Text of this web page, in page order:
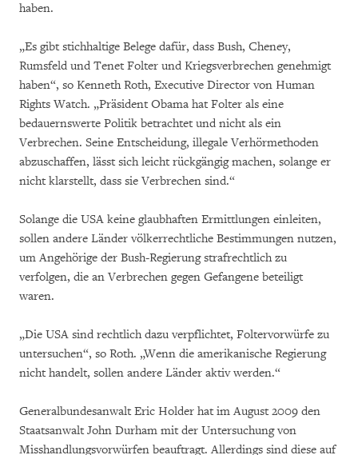
haben.
„Es gibt stichhaltige Belege dafür, dass Bush, Cheney,
Rumsfeld und Tenet Folter und Kriegsverbrechen genehmigt
haben“, so Kenneth Roth, Executive Director von Human
Rights Watch. „Präsident Obama hat Folter als eine
bedauernswerte Politik betrachtet und nicht als ein
Verbrechen. Seine Entscheidung, illegale Verhörmethoden
abzuschaffen, lässt sich leicht rückgängig machen, solange er
nicht klarstellt, dass sie Verbrechen sind.“
Solange die USA keine glaubhaften Ermittlungen einleiten,
sollen andere Länder völkerrechtliche Bestimmungen nutzen,
um Angehörige der Bush-Regierung strafrechtlich zu
verfolgen, die an Verbrechen gegen Gefangene beteiligt
waren.
„Die USA sind rechtlich dazu verpflichtet, Foltervorwürfe zu
untersuchen“, so Roth. „Wenn die amerikanische Regierung
nicht handelt, sollen andere Länder aktiv werden.“
Generalbundesanwalt Eric Holder hat im August 2009 den
Staatsanwalt John Durham mit der Untersuchung von
Misshandlungsvorwürfen beauftragt. Allerdings sind diese auf